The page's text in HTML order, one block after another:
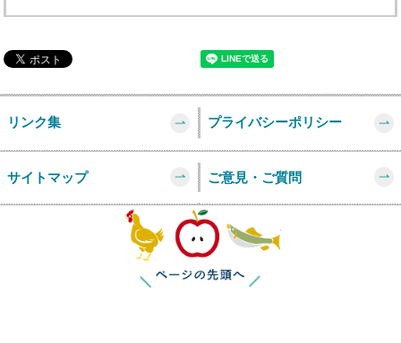
リンク集 プライバシーポリシー
サイトマップ ご意見・ご質問